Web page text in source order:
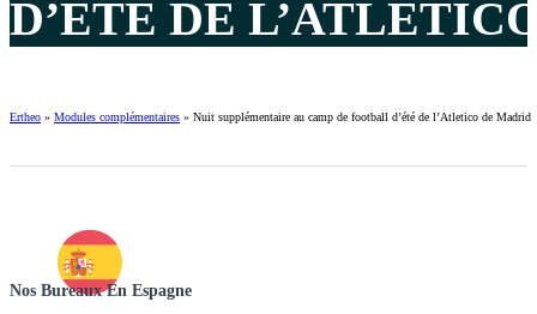
D’ÉTÉ DE
Ertheo » Modules complémentaires » Nuit supplémentaire au camp de football d’été de l’Atletico de Madrid
Nos Bureaux En Espagne